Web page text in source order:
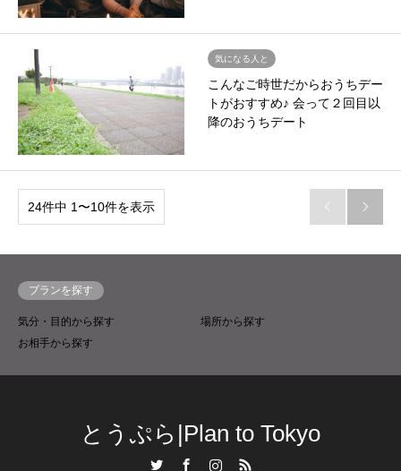
気になる人と
こんなご時世だからおうちデー
トがおすすめ♪ 会って２回目以
降のおうちデート
24件中 1〜10件を表示  
プランを探す
気分・目的から探す
場所から探す
お相手から探す
とうぷら|Plan to Tokyo
RSS